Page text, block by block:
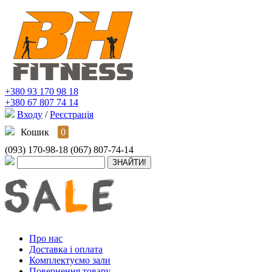
+380 93 170 98 18
+380 67 807 74 14
Входу / Реєстрація
Кошик
0
(093) 170-98-18 (067) 807-74-14
Про нас
Доставка і оплата
Комплектуємо зали